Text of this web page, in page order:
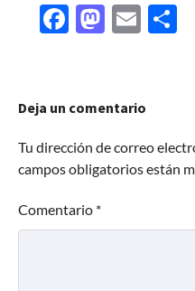
Facebook
Email
Deja un comentario
Tu dirección de correo
campos obligatorios están
Comentario *